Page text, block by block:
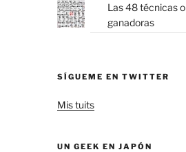
Las 48 técnicas
ganadoras
SÍGUEME EN TWITTER
Mis tuits
UN GEEK EN JAPÓN